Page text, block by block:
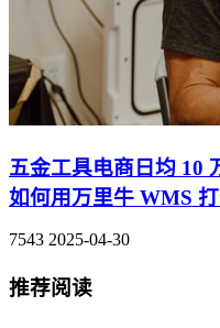
五金工具电商日均 10
如何用万里牛 WMS
7543 2025-04-30
推荐阅读